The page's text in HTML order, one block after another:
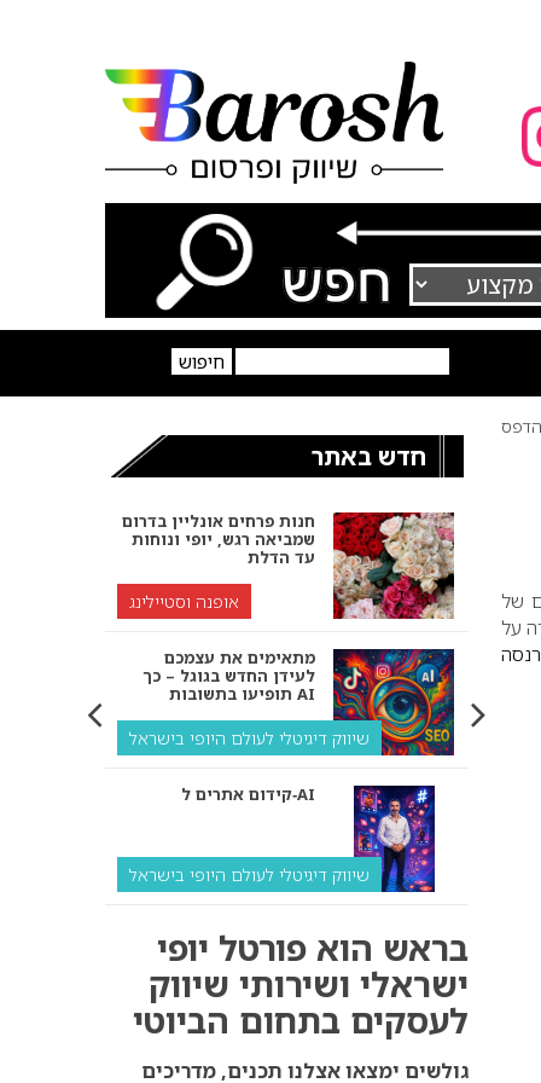
הדפס
של
על
חדש באתר
חנות פרחים אונליין בדרום
שמביאה רגש, יופי ונוחות
עד הדלת
אופנה וסטיילינג
מתאימים את עצמכם
לעידן החדש בגוגל – כך
תופיעו בתשובות AI
שיווק דיגיטלי לעולם היופי בישראל
קידום אתרים ל‑AI
שיווק דיגיטלי לעולם היופי בישראל
ולמה העסק שלך צריך
שיווק דיגיטלי לעסקים
קידום ל‑AI לעומת קידום
בראש הוא פורטל יופי
ישראלי ושירותי שיווק
לעסקים בתחום הביוטי
גולשים ימצאו אצלנו תכנים, מדריכים